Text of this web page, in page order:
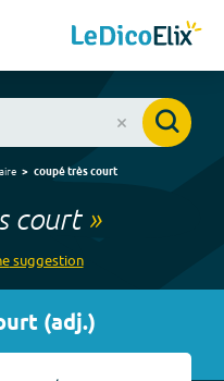
coupé très court
court»
suggestion
(adj.)